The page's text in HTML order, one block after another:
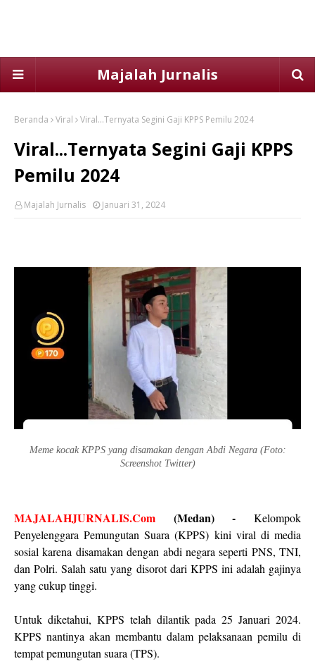
Majalah Jurnalis
Beranda Viral Viral...Ternyata Segini Gaji KPPS Pemilu 2024
Viral...Ternyata Segini Gaji KPPS
Pemilu 2024
Majalah Jurnalis Januari 31, 2024
Meme kocak KPPS yang disamakan dengan Abdi Negara (Foto:
Screenshot Twitter)
MAJALAHJURNALIS.Com (Medan) - Kelompok
Penyelenggara Pemungutan Suara (KPPS) kini viral di media
sosial karena disamakan dengan abdi negara seperti PNS, TNI,
dan Polri. Salah satu yang disorot dari KPPS ini adalah gajinya
yang cukup tinggi.
Untuk diketahui, KPPS telah dilantik pada 25 Januari 2024.
KPPS nantinya akan membantu dalam pelaksanaan pemilu di
tempat pemungutan suara (TPS).